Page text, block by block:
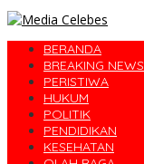
BERANDA
BREAKING NEWS
PERISTIWA
HUKUM
POLITIK
PENDIDIKAN
KESEHATAN